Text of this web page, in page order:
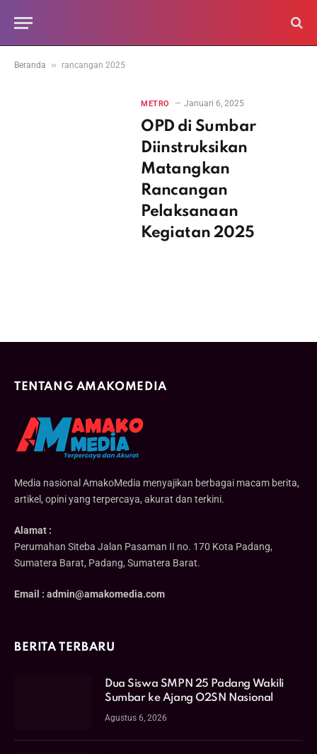
Beranda » rancangan 2025
METRO Januari 6, 2025
OPD di Sumbar
Diinstruksikan
Matangkan
Rancangan
Pelaksanaan
Kegiatan 2025
TENTANG AMAKOMEDIA
Media nasional AmakoMedia menyajikan berbagai macam berita,
artikel, opini yang terpercaya, akurat dan terkini.
Alamat :
Perumahan Siteba Jalan Pasaman II no. 170 Kota Padang,
Sumatera Barat, Padang, Sumatera Barat.
Email : admin@amakomedia.com
BERITA TERBARU
Dua Siswa SMPN 25 Padang Wakili
Sumbar ke Ajang O2SN Nasional
Agustus 6, 2026